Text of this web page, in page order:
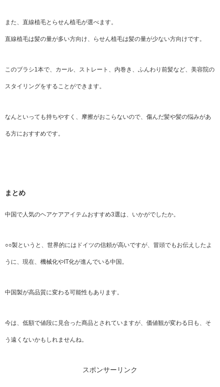
また、直線植毛とらせん植毛が選べます。
直線植毛は髪の量が多い方向け、らせん植毛は髪の量が少ない方向けです。
このブラシ1本で、カール、ストレート、内巻き、ふんわり前髪など、美容院の
スタイリングをすることができます。
なんといっても持ちやすく、摩擦がおこらないので、傷んだ髪や髪の悩みがあ
る方におすすめです。
まとめ
中国で人気のヘアケアアイテムおすすめ3選は、いかがでしたか。
○○製というと、世界的にはドイツの信頼が高いですが、冒頭でもお伝えしたよ
うに、現在、機械化やIT化が進んでいる中国。
中国製が高品質に変わる可能性もあります。
今は、低額で値段に見合った商品とされていますが、価値観が変わる日も、そ
う遠くないかもしれませんね。
スポンサーリンク